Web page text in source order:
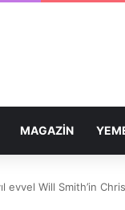
MAGAZİN
evvel Will Smith’in